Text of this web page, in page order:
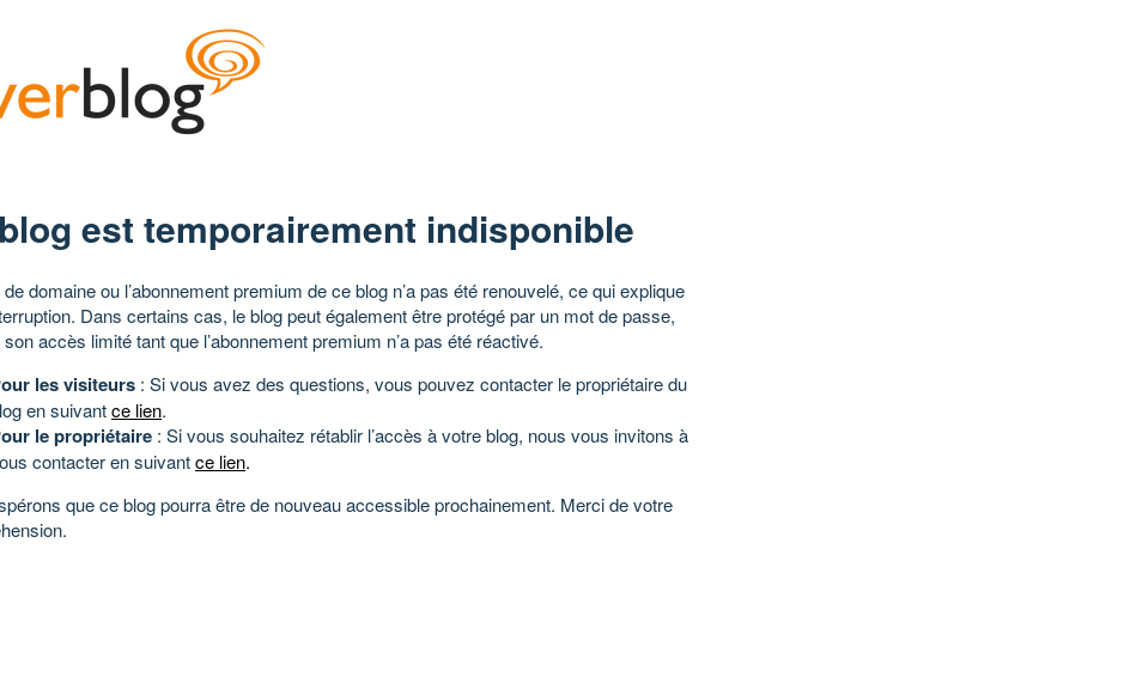
est temporairement indisponible
domaine ou l’abonnement premium de ce blog n’a pas été renouvelé, ce qui explique
Dans certains cas, le blog peut également être protégé par un mot de passe,
accès limité tant que l’abonnement premium n’a pas été réactivé.
les visiteurs : Si vous avez des questions, vous pouvez contacter le propriétaire du
en suivantce lien.
le propriétaire : Si vous souhaitez rétablir l’accès à votre blog, nous vous invitons à
contacter en suivantce lien.
que ce blog pourra être de nouveau accessible prochainement. Merci de votre